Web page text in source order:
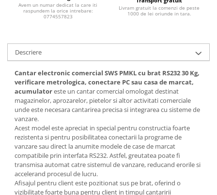
Avem un numar dedicat la care iti
raspundem la orice intrebare:
0774557823
Livram gratuit la comenzi de peste
1000 de lei oriunde in tara.
Descriere
Cantar electronic comercial SWS PMKL cu brat RS232 30 Kg,
verificare metrologica, conectare PC sau casa de marcat,
acumulatoreste un cantar comercial omologat destinat
magazinelor, aprozarelor, pietelor si altor activitati comerciale
unde este necesara cantarirea precisa si integrarea cu sisteme de
vanzare.
Acest model este apreciat in special pentru constructia foarte
rezistenta si pentru posibilitatea conectarii la programe de
vanzare sau direct la anumite modele de case de marcat
compatibile prin interfata RS232. Astfel, greutatea poate fi
transmisa automat catre sistemul de vanzare, reducand erorile si
accelerand procesul de lucru.
Afisajul pentru client este pozitionat sus pe brat, oferind o
vizibilitate foarte buna pentru client in timpul cantaririi